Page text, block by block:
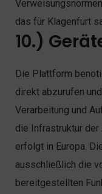
das für Klagenfurt
10.)
Die Plattform
direkt abzurufen
Verarbeitung und
die Infrastruktur der
erfolgt in Europa.
ausschließlich die
bereitgestellten